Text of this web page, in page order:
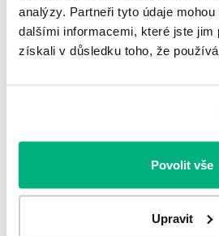
analýzy. Partneři tyto údaje
dalšími informacemi, které jste jim
získali v důsledku toho, že
Povolit vše
Upravit
Poradňa